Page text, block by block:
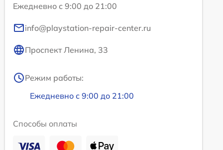
Ежедневно с 9:00 до 21:00
info@playstation-repair-center.ru
Проспект Ленина, 33
Режим работы:
Ежедневно с 9:00 до 21:00
Способы оплаты